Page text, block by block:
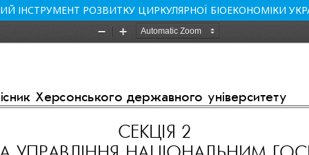
ІНСТРУМЕНТ РОЗВИТКУ ЦИРКУЛЯРНОЇ БІОЕКОНОМІКИ